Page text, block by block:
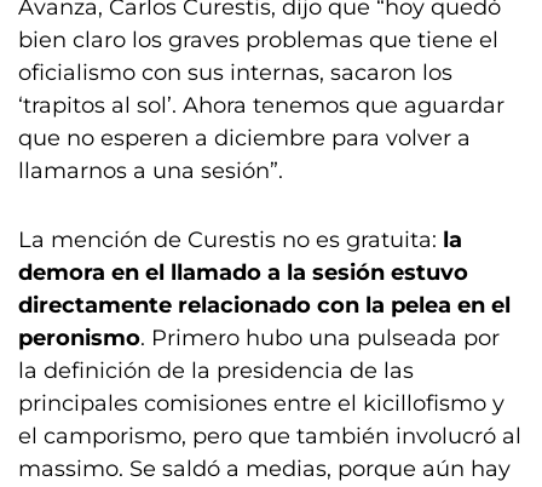
Avanza, Carlos Curestis, dijo que “hoy quedó
bien claro los graves problemas que tiene el
oficialismo con sus internas, sacaron los
‘trapitos al sol’. Ahora tenemos que aguardar
que no esperen a diciembre para volver a
llamarnos a una sesión”.
La mención de Curestis no es gratuita: la
demora en el llamado a la sesión estuvo
directamente relacionado con la pelea en el
peronismo. Primero hubo una pulseada por
la definición de la presidencia de las
principales comisiones entre el kicillofismo y
el camporismo, pero que también involucró al
massimo. Se saldó a medias, porque aún hay